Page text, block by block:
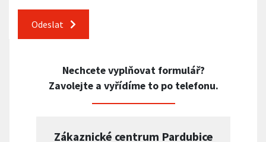
Odeslat
Nechcete vyplňovat formulář?
Zavolejte a vyřídíme to po telefonu.
Zákaznické centrum Pardubice